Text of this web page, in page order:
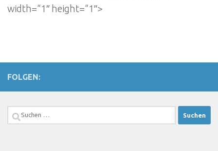
width=“1″ height=“1″>
FOLGEN:
Suchen